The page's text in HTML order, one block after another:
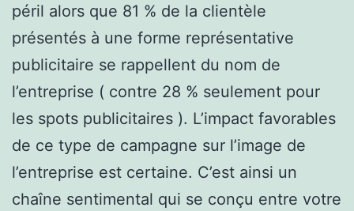
péril alors que 81 % de la clientèle
présentés à une forme représentative
publicitaire se rappellent du nom de
l’entreprise ( contre 28 % seulement pour
les spots publicitaires ). L’impact favorables
de ce type de campagne sur l’image de
l’entreprise est certaine. C’est ainsi un
chaîne sentimental qui se conçu entre votre